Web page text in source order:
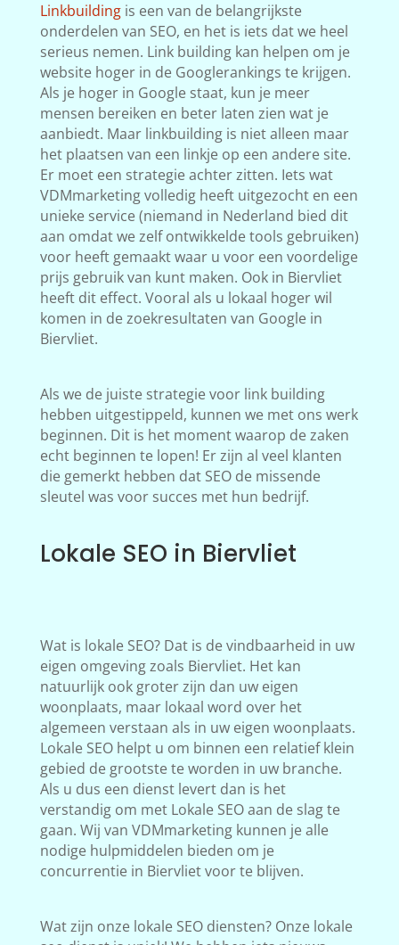
Linkbuildingis een van de belangrijkste
onderdelen van SEO, en het is iets dat we heel
serieus nemen. Link building kan helpen om je
website hoger in de Googlerankings te krijgen.
Als je hoger in Google staat, kun je meer
mensen bereiken en beter laten zien wat je
aanbiedt. Maar linkbuilding is niet alleen maar
het plaatsen van een linkje op een andere site.
Er moet een strategie achter zitten. Iets wat
VDMmarketing volledig heeft uitgezocht en een
unieke service (niemand in Nederland bied dit
aan omdat we zelf ontwikkelde tools gebruiken)
voor heeft gemaakt waar u voor een voordelige
prijs gebruik van kunt maken. Ook in Biervliet
heeft dit effect. Vooral als u lokaal hoger wil
komen in de zoekresultaten van Google in
Biervliet.
Als we de juiste strategie voor link building
hebben uitgestippeld, kunnen we met ons werk
beginnen. Dit is het moment waarop de zaken
echt beginnen te lopen! Er zijn al veel klanten
die gemerkt hebben dat SEO de missende
sleutel was voor succes met hun bedrijf.
Lokale SEO in Biervliet
Wat is lokale SEO? Dat is de vindbaarheid in uw
eigen omgeving zoals Biervliet. Het kan
natuurlijk ook groter zijn dan uw eigen
woonplaats, maar lokaal word over het
algemeen verstaan als in uw eigen woonplaats.
Lokale SEO helpt u om binnen een relatief klein
gebied de grootste te worden in uw branche.
Als u dus een dienst levert dan is het
verstandig om met Lokale SEO aan de slag te
gaan. Wij van VDMmarketing kunnen je alle
nodige hulpmiddelen bieden om je
concurrentie in Biervliet voor te blijven.
Wat zijn onze lokale SEO diensten? Onze lokale